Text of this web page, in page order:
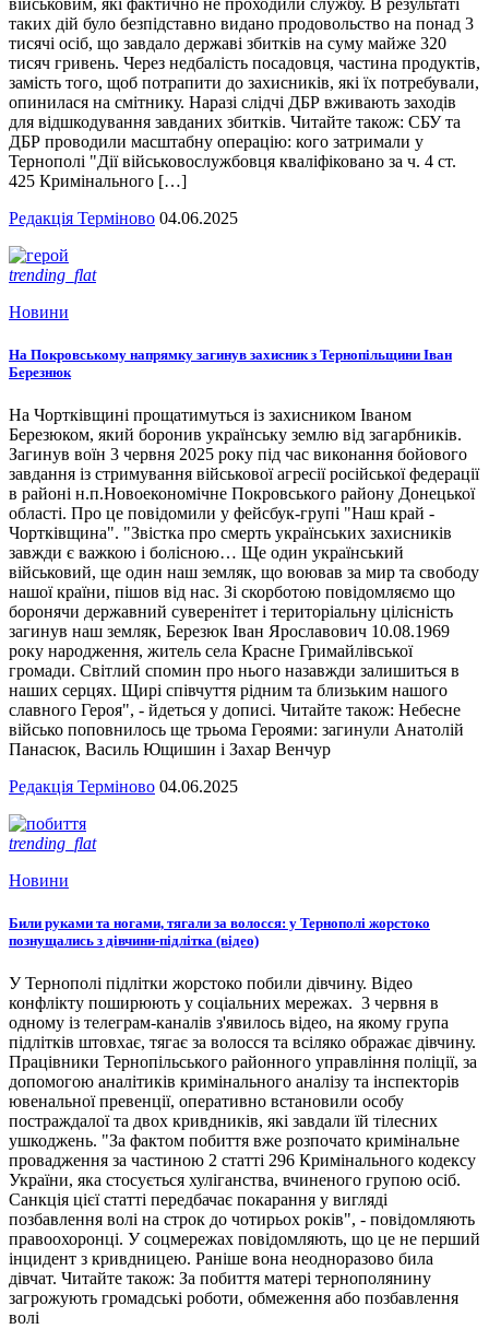
таких дій було безпідставно видано продовольство на понад 3
тисячі осіб, що завдало державі збитків на суму майже 320
тисяч гривень. Через недбалість посадовця, частина продуктів,
замість того, щоб потрапити до захисників, які їх потребували,
опинилася на смітнику. Наразі слідчі ДБР вживають заходів
для відшкодування завданих збитків. Читайте також: СБУ та
ДБР проводили масштабну операцію: кого затримали у
Тернополі "Дії військовослужбовця кваліфіковано за ч. 4 ст.
425 Кримінального […]
Редакція Терміново 04.06.2025
trending_flat
Новини
На Покровському напрямку загинув захисник з Тернопільщини Іван
Березнюк
На Чортківщині прощатимуться із захисником Іваном
Березюком, який боронив українську землю від загарбників.
Загинув воїн 3 червня 2025 року під час виконання бойового
завдання із стримування військової агресії російської федерації
в районі н.п.Новоекономічне Покровського району Донецької
області. Про це повідомили у фейсбук-групі "Наш край -
Чортківщина". "Звістка про смерть українських захисників
завжди є важкою і болісною… Ще один український
військовий, ще один наш земляк, що воював за мир та свободу
нашої країни, пішов від нас. Зі скорботою повідомляємо що
боронячи державний суверенітет і територіальну цілісність
загинув наш земляк, Березюк Іван Ярославович 10.08.1969
року народження, житель села Красне Гримайлівської
громади. Світлий спомин про нього назавжди залишиться в
наших серцях. Щирі співчуття рідним та близьким нашого
славного Героя", - йдеться у дописі. Читайте також: Небесне
військо поповнилось ще трьома Героями: загинули Анатолій
Панасюк, Василь Ющишин і Захар Венчур
Редакція Терміново 04.06.2025
trending_flat
Новини
Били руками та ногами, тягали за волосся: у Тернополі жорстоко
познущались з дівчини-підлітка (відео)
У Тернополі підлітки жорстоко побили дівчину. Відео
конфлікту поширюють у соціальних мережах. 3 червня в
одному із телеграм-каналів з'явилось відео, на якому група
підлітків штовхає, тягає за волосся та всіляко ображає дівчину.
Працівники Тернопільського районного управління поліції, за
допомогою аналітиків кримінального аналізу та інспекторів
ювенальної превенції, оперативно встановили особу
постраждалої та двох кривдників, які завдали їй тілесних
ушкоджень. "За фактом побиття вже розпочато кримінальне
провадження за частиною 2 статті 296 Кримінального кодексу
України, яка стосується хуліганства, вчиненого групою осіб.
Санкція цієї статті передбачає покарання у вигляді
позбавлення волі на строк до чотирьох років", - повідомляють
правоохоронці. У соцмережах повідомляють, що це не перший
інцидент з кривдницею. Раніше вона неодноразово била
дівчат. Читайте також: За побиття матері тернополянину
загрожують громадські роботи, обмеження або позбавлення
волі